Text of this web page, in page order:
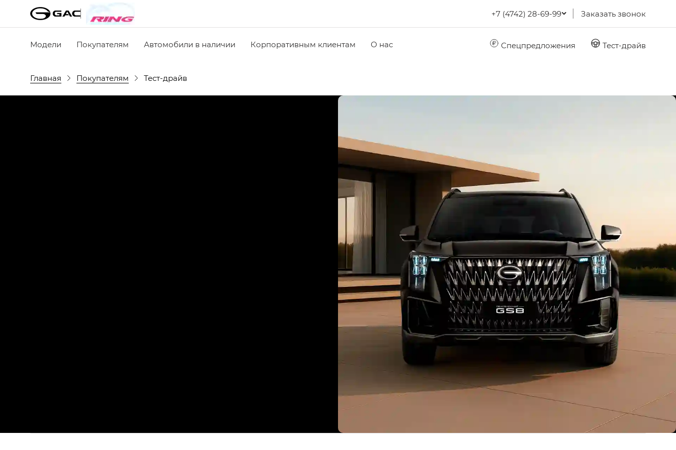
+7 (4742) 28-69-99 Заказать звонок
Модели Покупателям Автомобили в наличии Корпоративным клиентам О нас Спецпредложения Тест-драйв
Главная Покупателям Тест-драйв